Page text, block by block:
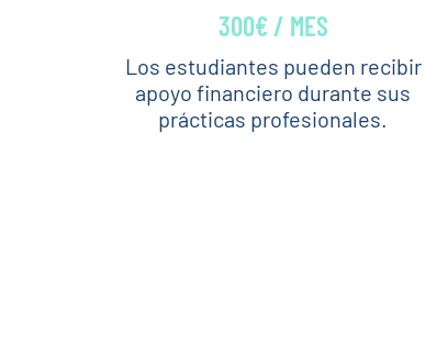
300€ / MES
Los estudiantes pueden recibir
apoyo financiero durante sus
prácticas profesionales.